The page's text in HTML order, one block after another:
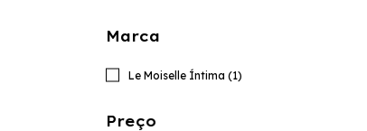
Marca
Le Moiselle Íntima (1)
Preço